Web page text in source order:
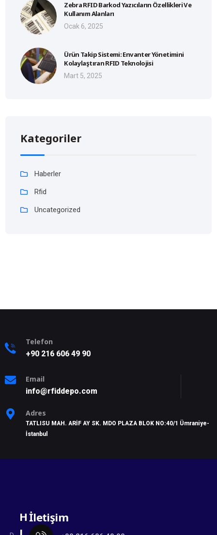
Zebra RFID Barkod Yazıcıların Özellikleri Ve
Kullanım Alanları
Ocak 6, 2025
Ürün Takip Sistemi: Envanter Yönetimini
Kolaylaştıran RFID Teknolojisi
Mart 5, 2025
Kategoriler
Haberler
Rfid
Uncategorized
Telefon
+90 216 606 49 90
Email
info@rfiddepo.com
Adres
TATLISU MAH. ARİF AY SK. MDO PLAZA BLOK NO:40/1 Ümraniye-
İstanbul
H
ı
İletişim